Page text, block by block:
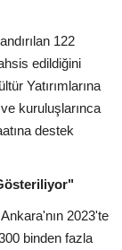
122
edildiğini
Yatırımlarına
kuruluşlarınca
destek
2023'te
binden fazla